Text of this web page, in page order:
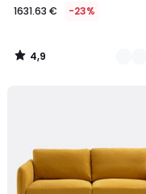
1631.63 € -23%
4,9
/